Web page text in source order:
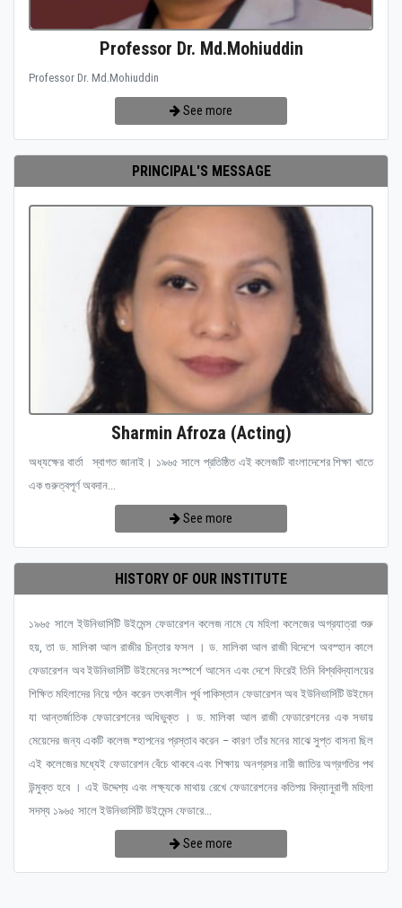
Professor Dr. Md.Mohiuddin
Professor Dr. Md.Mohiuddin
See more
PRINCIPAL'S MESSAGE
Sharmin Afroza (Acting)
অধ্যক্ষের বার্তা স্বাগত জানাই। ১৯৬৫ সালে প্রতিষ্ঠিত এই কলেজটি বাংলাদেশের শিক্ষা খাতে
এক গুরুত্বপূর্ণ অবদান...
See more
HISTORY OF OUR INSTITUTE
১৯৬৫ সালে ইউনিভার্সিটি উইমেন্স ফেডারেশন কলেজ নামে যে মহিলা কলেজের অগ্রযাত্রা শুরু
হয়, তা ড. মালিকা আল রাজীর চিন্তার ফসল । ড. মালিকা আল রাজী বিদেশে অবস্হান কালে
ফেডারেশন অব ইউনিভার্সিটি উইমেনের সংস্পর্শে আসেন এবং দেশে ফিরেই তিনি বিশ্ববিদ্যালয়ের
শিক্ষিত মহিলাদের নিয়ে গঠন করেন তৎকালীন পূর্ব পাকিস্তান ফেডারেশন অব ইউনিভার্সিটি উইমেন
যা আন্তর্জাতিক ফেডারেশনের অধিভুক্ত । ড. মালিকা আল রাজী ফেডারেশনের এক সভায়
মেয়েদের জন্য একটি কলেজ ষ্হাপনের প্রস্তাব করেন – কারণ তাঁর মনের মাঝে সুপ্ত বাসনা ছিল
এই কলেজের মধ্যেই ফেডারেশন বেঁচে থাকবে এবং শিক্ষায় অনগ্রসর নারী জাতির অগ্রগতির পথ
উন্মুক্ত হবে । এই উদ্দেশ্য এবং লক্ষ্যকে মাথায় রেখে ফেডারেশনের কতিপয় বিদ্যানুরাগী মহিলা
সদস্য ১৯৬৫ সালে ইউনিভার্সিটি উইমেন্স ফেডারে...
See more